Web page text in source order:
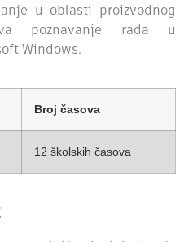
u oblasti proizvodnog
poznavanje rada u
Windows.
Broj časova
12 školskih časova